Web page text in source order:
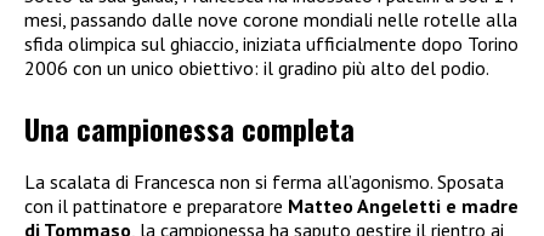
mesi, passando dalle nove corone mondiali nelle rotelle alla
sfida olimpica sul ghiaccio, iniziata ufficialmente dopo Torino
2006 con un unico obiettivo: il gradino più alto del podio.
Una campionessa completa
La scalata di Francesca non si ferma all’agonismo. Sposata
con il pattinatore e preparatore Matteo Angeletti e madre
di Tommaso, la campionessa ha saputo gestire il rientro ai